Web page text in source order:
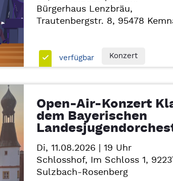
Bürgerhaus Lenzbräu,
Trautenbergstr. 8, 95478
verfügbar Konzert
Open-Air-Konzert
dem Bayerischen
Di, 11.08.2026 | 19 Uhr
Schlosshof, Im Schloss 1,
Sulzbach-Rosenberg